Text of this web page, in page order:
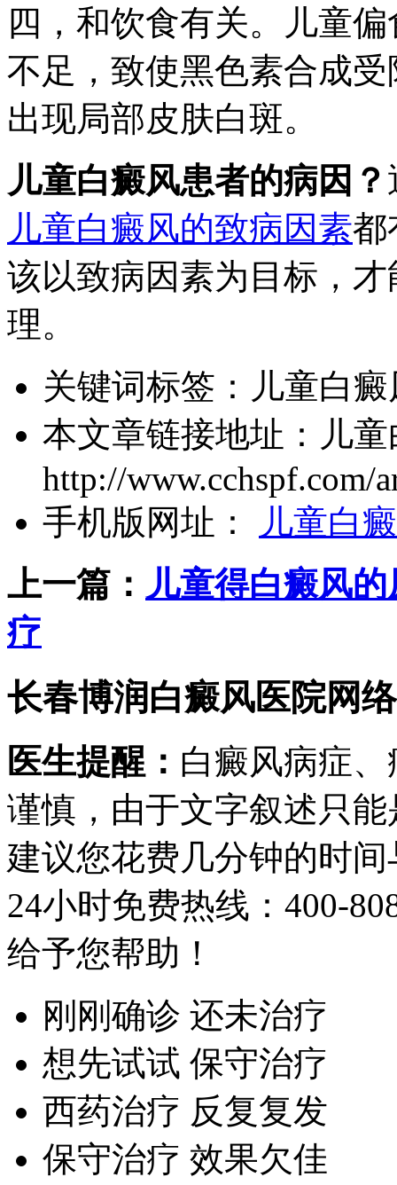
四，和饮食有关。儿童
不足，致使黑色素合成
出现局部皮肤白斑。
儿童白癜风患者的病因？
儿童白癜风的致病因素都
该以致病因素为目标，
理。
关键词标签： 儿童白
本文章链接地址： 儿
http://www.cchspf.com/
手机版网址：
儿童白
上一篇： 儿童得白癜风的
疗
长春博润白癜风医院网
医生提醒： 白癜风病症
谨慎，由于文字叙述只
建议您花费几分钟的时
24小时免费热线： 400-
给予您帮助！
刚刚确诊 还未治疗
想先试试 保守治疗
西药治疗 反复复发
保守治疗 效果欠佳